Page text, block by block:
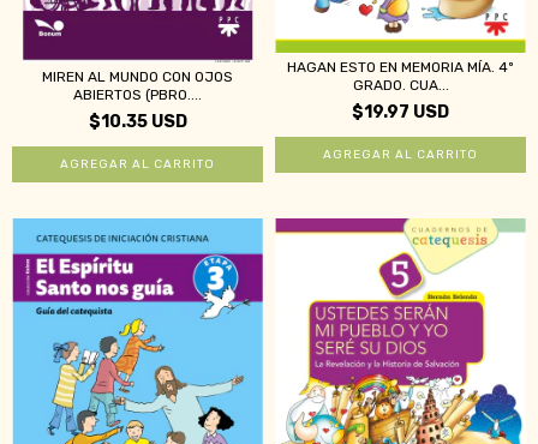
MIREN AL MUNDO CON OJOS
ABIERTOS (PBRO....
$10.35 USD
HAGAN ESTO EN MEMORIA MÍA. 4º
GRADO. CUA...
$19.97 USD